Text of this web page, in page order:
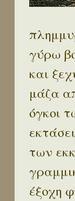
γύρω
και
μάζα
όγκοι
των
έξοχη